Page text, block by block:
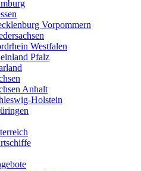
Vorpommern
Westfalen
Pfalz
Anhalt
Holstein